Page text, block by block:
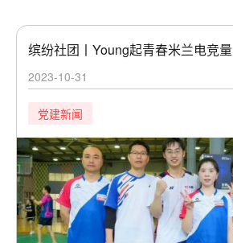
缤纷社团丨Young起青春米兰电竞量
2023-10-31
党建新闻